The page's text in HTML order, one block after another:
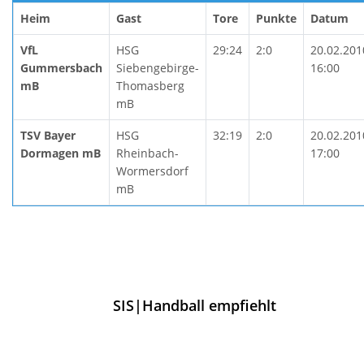
Heim Gast Tore Punkte Datum
VfL
Gummersbach
mB
HSG
Siebengebirge-
Thomasberg
mB
29:24 2:0
16:00
TSV Bayer
Dormagen mB
HSG
Rheinbach-
Wormersdorf
mB
32:19 2:0
17:00
SIS|Handball empfiehlt